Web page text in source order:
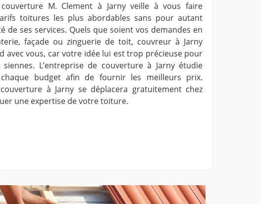
couverture M. Clement à Jarny veille à vous faire
toitures les plus abordables sans pour autant
de ses services. Quels que soient vos demandes en
façade ou zinguerie de toit, couvreur à Jarny
avec vous, car votre idée lui est trop précieuse pour
L’entreprise de couverture à Jarny étudie
budget afin de fournir les meilleurs prix.
à Jarny se déplacera gratuitement chez
une expertise de votre toiture.